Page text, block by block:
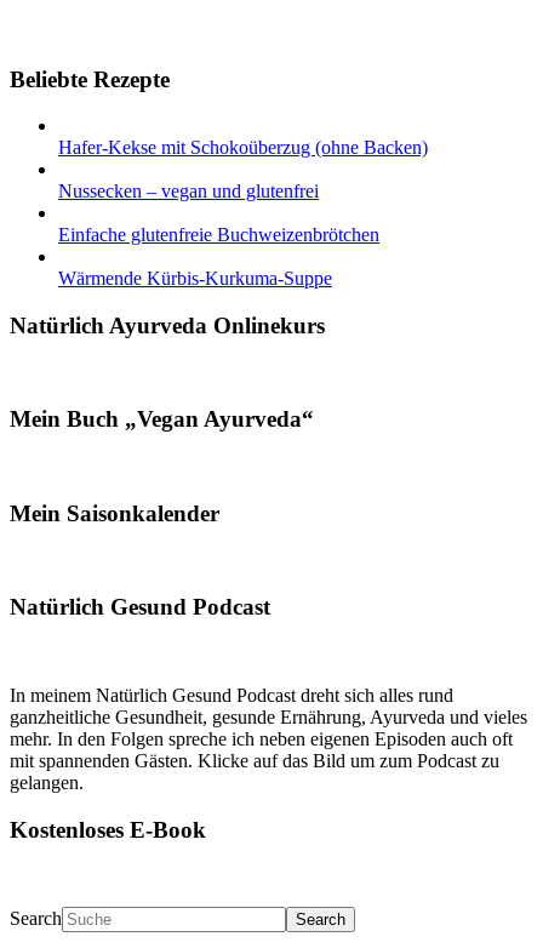
Beliebte Rezepte
Hafer-Kekse mit Schokoüberzug (ohne Backen)
Nussecken – vegan und glutenfrei
Einfache glutenfreie Buchweizenbrötchen
Wärmende Kürbis-Kurkuma-Suppe
Natürlich Ayurveda Onlinekurs
Mein Buch „Vegan Ayurveda“
Mein Saisonkalender
Natürlich Gesund Podcast
In meinem Natürlich Gesund Podcast dreht sich alles rund
ganzheitliche Gesundheit, gesunde Ernährung, Ayurveda und vieles
mehr. In den Folgen spreche ich neben eigenen Episoden auch oft
mit spannenden Gästen. Klicke auf das Bild um zum Podcast zu
gelangen.
Kostenloses E-Book
Search